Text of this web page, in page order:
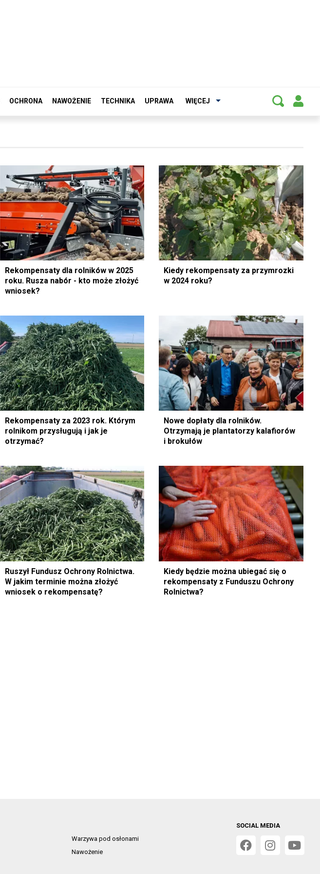
OCHRONA NAWOŻENIE TECHNIKA UPRAWA WIĘCEJ
Rekompensaty dla rolników w 2025
roku. Rusza nabór - kto może złożyć
wniosek?
Kiedy rekompensaty za przymrozki
w 2024 roku?
Rekompensaty za 2023 rok. Którym
rolnikom przysługują i jak je
otrzymać?
Nowe dopłaty dla rolników.
Otrzymają je plantatorzy kalafiorów
i brokułów
Ruszył Fundusz Ochrony Rolnictwa.
W jakim terminie można złożyć
wniosek o rekompensatę?
Kiedy będzie można ubiegać się o
rekompensaty z Funduszu Ochrony
Rolnictwa?
Warzywa pod osłonami
Nawożenie
SOCIAL MEDIA